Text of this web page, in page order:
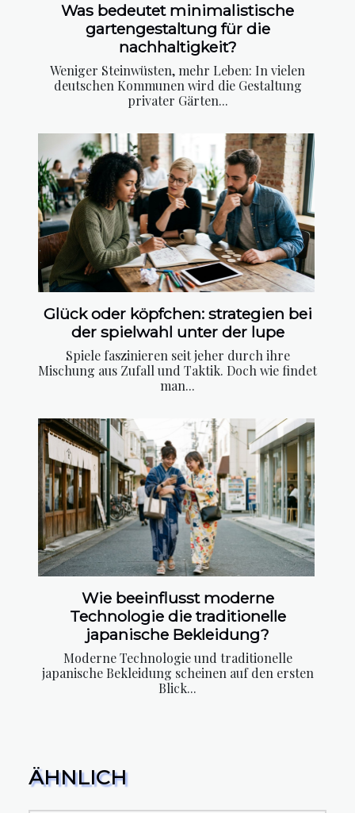
Was bedeutet minimalistische
gartengestaltung für die
nachhaltigkeit?
Weniger Steinwüsten, mehr Leben: In vielen
deutschen Kommunen wird die Gestaltung
privater Gärten...
Glück oder köpfchen: strategien bei
der spielwahl unter der lupe
Spiele faszinieren seit jeher durch ihre
Mischung aus Zufall und Taktik. Doch wie findet
man...
Wie beeinflusst moderne
Technologie die traditionelle
japanische Bekleidung?
Moderne Technologie und traditionelle
japanische Bekleidung scheinen auf den ersten
Blick...
ÄHNLICH